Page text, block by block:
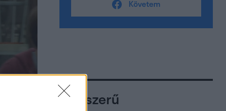
Követem
Népszerű